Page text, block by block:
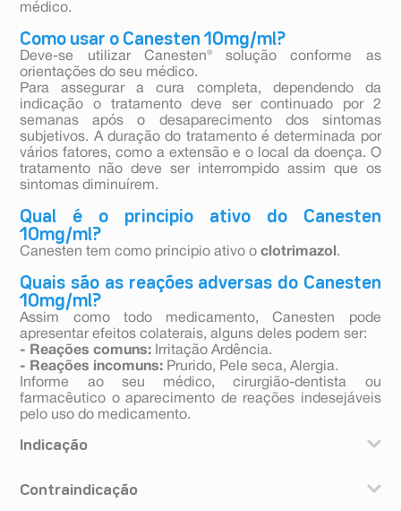
médico.
Como usar o Canesten 10mg/ml?
Deve-se utilizar Canesten® solução conforme as
orientações do seu médico.
Para assegurar a cura completa, dependendo da
indicação o tratamento deve ser continuado por 2
semanas após o desaparecimento dos sintomas
subjetivos. A duração do tratamento é determinada por
vários fatores, como a extensão e o local da doença. O
tratamento não deve ser interrompido assim que os
sintomas diminuírem.
Qual é o principio ativo do Canesten
10mg/ml?
Canesten tem como principio ativo oclotrimazol .
Quais são as reações adversas do Canesten
10mg/ml?
Assim como todo medicamento, Canesten pode
apresentar efeitos colaterais, alguns deles podem ser:
- Reações comuns: Irritação Ardência.
- Reações incomuns: Prurido, Pele seca, Alergia.
Informe ao seu médico, cirurgião-dentista ou
farmacêutico o aparecimento de reações indesejáveis
pelo uso do medicamento.
Indicação
tratamento de infecções fúngicas (micoses) da pele
Contraindicação